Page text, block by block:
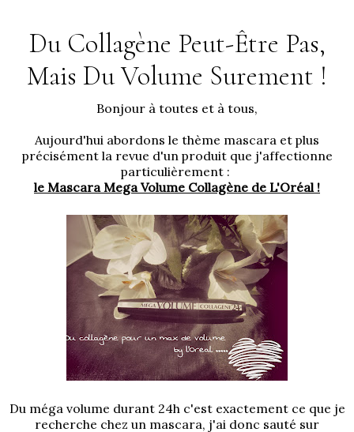
Du Collagène Peut-Être Pas,
Mais Du Volume Surement !
Bonjour à toutes et à tous,
Aujourd'hui abordons le thème mascara et plus
précisément la revue d'un produit que j'affectionne
particulièrement :
le Mascara Mega Volume Collagène de L'Oréal !
Du méga volume durant 24h c'est exactement ce que je
recherche chez un mascara, j'ai donc sauté sur